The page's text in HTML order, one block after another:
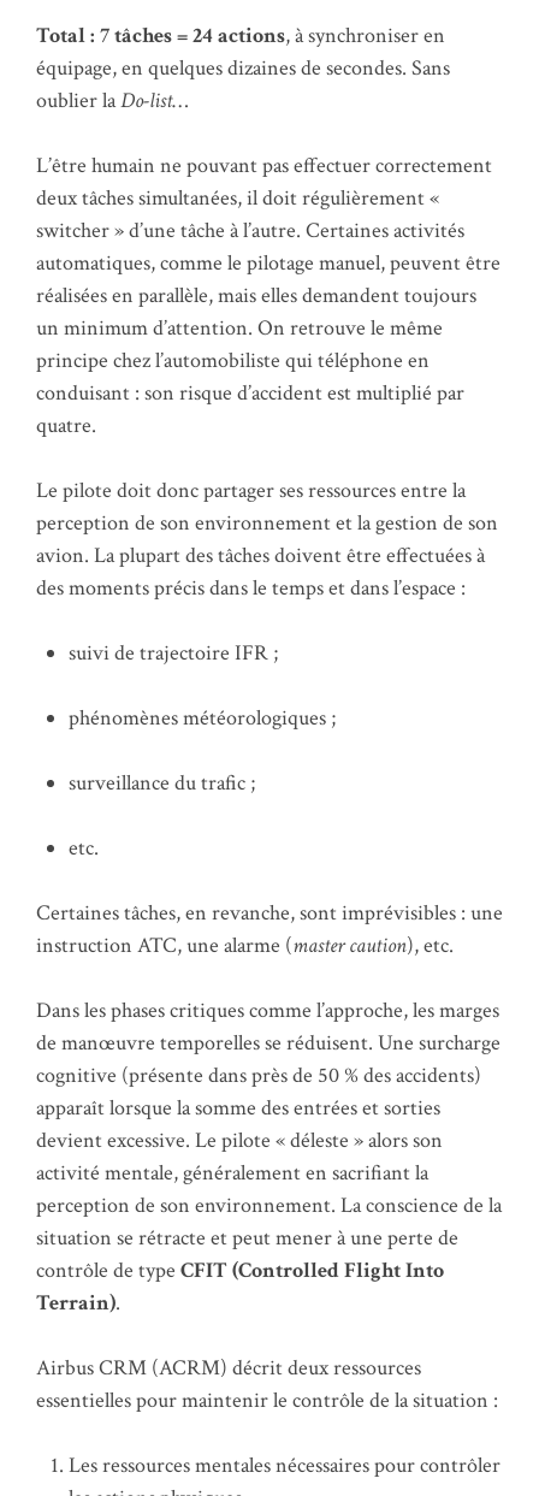
Total : 7 tâches = 24 actions, à synchroniser en
équipage, en quelques dizaines de secondes. Sans
oublier laDo-list…
L’être humain ne pouvant pas effectuer correctement
deux tâches simultanées, il doit régulièrement «
switcher » d’une tâche à l’autre. Certaines activités
automatiques, comme le pilotage manuel, peuvent être
réalisées en parallèle, mais elles demandent toujours
un minimum d’attention. On retrouve le même
principe chez l’automobiliste qui téléphone en
conduisant : son risque d’accident est multiplié par
quatre.
Le pilote doit donc partager ses ressources entre la
perception de son environnement et la gestion de son
avion. La plupart des tâches doivent être effectuées à
des moments précis dans le temps et dans l’espace :
suivi de trajectoire IFR ;
phénomènes météorologiques ;
surveillance du trafic ;
etc.
Certaines tâches, en revanche, sont imprévisibles : une
instruction ATC, une alarme (master caution), etc.
Dans les phases critiques comme l’approche, les marges
de manœuvre temporelles se réduisent. Une surcharge
cognitive (présente dans près de 50 % des accidents)
apparaît lorsque la somme des entrées et sorties
devient excessive. Le pilote « déleste » alors son
activité mentale, généralement en sacrifiant la
perception de son environnement. La conscience de la
situation se rétracte et peut mener à une perte de
contrôle de type CFIT (Controlled Flight Into
Terrain).
Airbus CRM (ACRM) décrit deux ressources
essentielles pour maintenir le contrôle de la situation :
Les ressources mentales nécessaires pour contrôler